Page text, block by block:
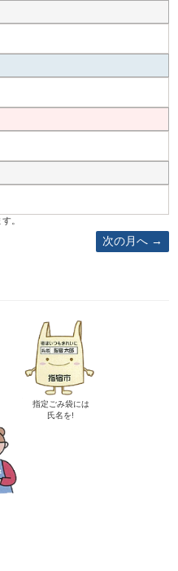
次の月へ
指定ごみ袋には
氏名を!